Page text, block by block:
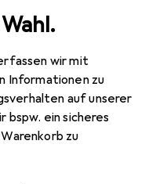
wir mit
Informationen zu
auf unserer
bspw. ein sicheres
zu
46067, faltbar
faltbar